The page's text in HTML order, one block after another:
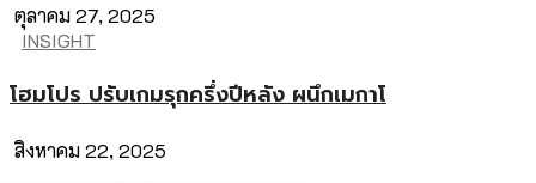
ตุลาคม 27, 2025
INSIGHT
โฮมโปร ปรับเกมรุกครึ่งปีหลัง ผนึกเมกาโ
สิงหาคม 22, 2025